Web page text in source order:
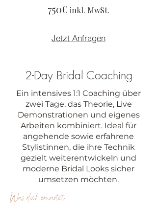
750€ inkl. MwSt.
Jetzt Anfragen
2-Day Bridal Coaching
Ein intensives 1:1 Coaching über
zwei Tage, das Theorie, Live
Demonstrationen und eigenes
Arbeiten kombiniert. Ideal für
angehende sowie erfahrene
Stylistinnen, die ihre Technik
gezielt weiterentwickeln und
moderne Bridal Looks sicher
umsetzen möchten.
Was dich erwartet: